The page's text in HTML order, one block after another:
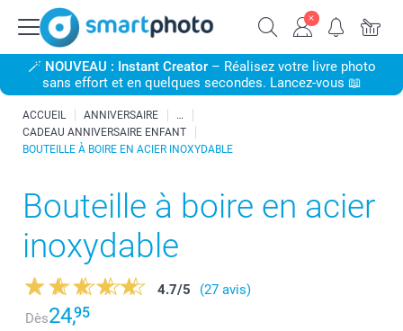
🪄 NOUVEAU : Instant Creator– Réalisez votre livre photo
sans effort et en quelques secondes. Lancez-vous 📖
ACCUEIL
ANNIVERSAIRE
CADEAU ANNIVERSAIRE ENFANT
BOUTEILLE À BOIRE EN ACIER INOXYDABLE
Bouteille à boire en acier
inoxydable
4.7/5
(27 avis)
Dès24,95